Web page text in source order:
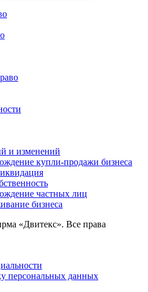
и изменений
купли-продажи бизнеса
частных лиц
бизнеса
«Двитекс». Все права
персональных данных